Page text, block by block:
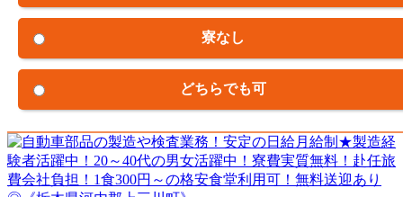
寮なし
どちらでも可